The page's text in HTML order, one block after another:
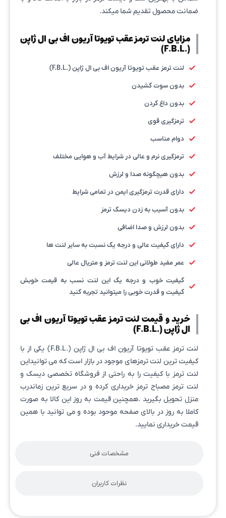
مشخصات فنی
نظرات کاربران
ضمانت محصول تقدیم شما میکند.
مزایای لنت ترمز عقب تویوتا آریون اف بی ال ژاپن
(.F.B.L)
لنت ترمز عقب تویوتا آریون اف بی ال ژاپن (.F.B.L)
بدون سوت کشیدن
بدون داغ کردن
ترمزگیری قوی
دوام مناسب
ترمزگیری نرم و عالی در شرایط آب و هوایی مختلف
بدون هیچگونه صدا و لرزش
دارای قدرت ترمزگیری ایمن در تمامی شرایط
بدون آسیب به زدن دیسک ترمز
بدون لرزش و صدا اضافی
دارای کیفیت عالی و درجه یک نسبت به سایر لنت ها
عمر مفید طولانی این لنت ترمز و متریال عالی
کیفیت خوب و درجه یک این لنت نسب به قیمت خوبش
کیفیت و قدرت خوبی را میتوانید تجربه کنید
خرید و قیمت لنت ترمز عقب تویوتا آریون اف بی
ال ژاپن (.F.B.L)
لنت ترمز عقب تویوتا آریون اف بی ال ژاپن (.F.B.L) یکی از با
کیفیت ترین لنت ترمزهای موجود در بازار است که می توانیداین
لنت ترمز با کیفیت را به راحتی از فروشگاه تخصصی دیسک و
لنت ترمز مصباح ترمز خریداری کرده و در سریع ترین زماندرب
منزل تحویل بگیرید .همچنین قیمت به روز این کالا به صورت
کاملا به روز در بالای صفحه موحود بوده و می توانید با همین
قیمت خریداری نمایید.